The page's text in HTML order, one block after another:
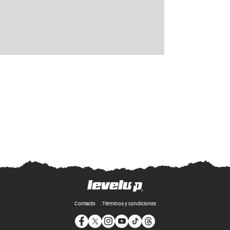
Contacto Términos y condiciones
Opens in new window
Opens in new window
Opens in new window
Opens in new window
Opens in new window
Opens in new window